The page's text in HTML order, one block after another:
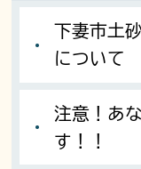
下妻市土
について
注意！あ
す！！